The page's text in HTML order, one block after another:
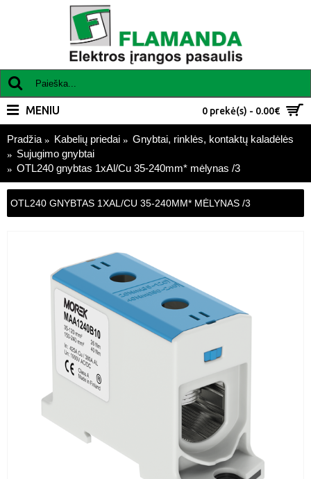
0 prekė(s) - 0.00€
MENIU
Pradžia Kabelių priedai
Gnybtai, rinklės, kontaktų kaladėlės
Sujugimo gnybtai
OTL240 gnybtas 1xAl/Cu 35-240mm* mėlynas /3
OTL240 GNYBTAS 1XAL/CU 35-240MM* MĖLYNAS /3